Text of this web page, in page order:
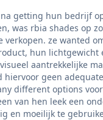
getting hun bedrijf
was rbia shades op
verkopen. ze wanted
hun lichtgewicht
aantrekkelijke
hiervoor geen
different options
van hen leek een
en moeilijk te